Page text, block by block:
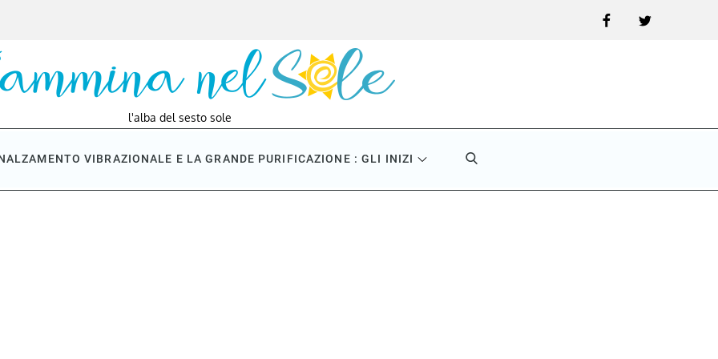
FacebookTwitter
l'alba del sesto sole
VIBRAZIONALE E LA GRANDE PURIFICAZIONE : GLI INIZI